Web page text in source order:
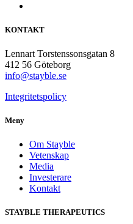
KONTAKT
Lennart Torstenssonsgatan 8
412 56 Göteborg
info@stayble.se
Integritetspolicy
Meny
Om Stayble
Vetenskap
Media
Investerare
Kontakt
STAYBLE THERAPEUTICS